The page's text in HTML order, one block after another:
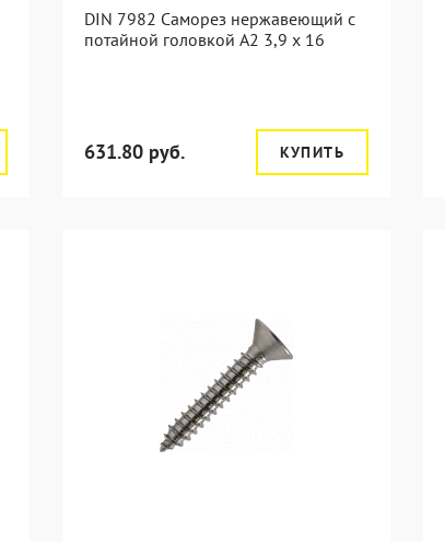
DIN 7982 Саморез нержавеющий с
потайной головкой А2 3,9 x 16
631.80 руб. КУПИТЬ